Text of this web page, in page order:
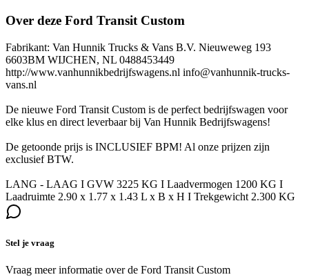
Over deze Ford Transit Custom
Fabrikant: Van Hunnik Trucks & Vans B.V. Nieuweweg 193
6603BM WIJCHEN, NL 0488453449
http://www.vanhunnikbedrijfswagens.nl info@vanhunnik-trucks-
vans.nl
De nieuwe Ford Transit Custom is de perfect bedrijfswagen voor
elke klus en direct leverbaar bij Van Hunnik Bedrijfswagens!
De getoonde prijs is INCLUSIEF BPM! Al onze prijzen zijn
exclusief BTW.
LANG - LAAG I GVW 3225 KG I Laadvermogen 1200 KG I
Laadruimte 2.90 x 1.77 x 1.43 L x B x H I Trekgewicht 2.300 KG
Stel je vraag
Vraag meer informatie over de Ford Transit Custom